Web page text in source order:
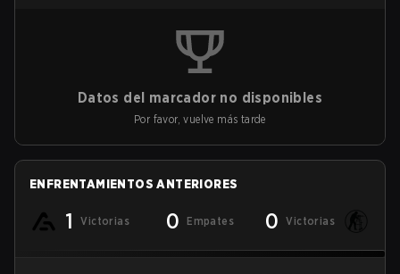
Datos del marcador no disponibles
Por favor, vuelve más tarde
ENFRENTAMIENTOS ANTERIORES
1 Victorias 0 Empates 0 Victorias